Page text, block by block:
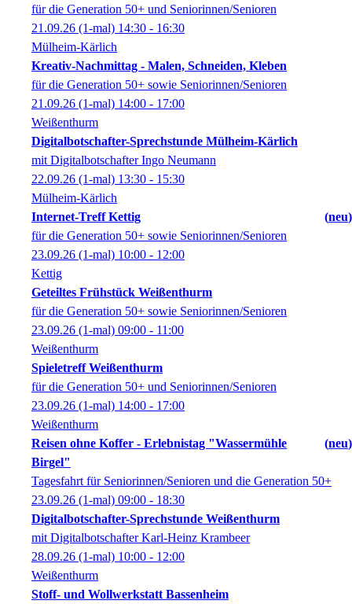
für die Generation 50+ und Seniorinnen/Senioren
21.09.26 (1-mal) 14:30 - 16:30
Mülheim-Kärlich
Kreativ-Nachmittag - Malen, Schneiden, Kleben
für die Generation 50+ sowie Seniorinnen/Senioren
21.09.26 (1-mal) 14:00 - 17:00
Weißenthurm
Digitalbotschafter-Sprechstunde Mülheim-Kärlich
mit Digitalbotschafter Ingo Neumann
22.09.26 (1-mal) 13:30 - 15:30
Mülheim-Kärlich
Internet-Treff Kettig
neu
für die Generation 50+ sowie Seniorinnen/Senioren
23.09.26 (1-mal) 10:00 - 12:00
Kettig
Geteiltes Frühstück Weißenthurm
für die Generation 50+ sowie Seniorinnen/Senioren
23.09.26 (1-mal) 09:00 - 11:00
Weißenthurm
Spieletreff Weißenthurm
für die Generation 50+ und Seniorinnen/Senioren
23.09.26 (1-mal) 14:00 - 17:00
Weißenthurm
Reisen ohne Koffer - Erlebnistag "Wassermühle
Birgel"
neu
Tagesfahrt für Seniorinnen/Senioren und die Generation 50+
23.09.26 (1-mal) 09:00 - 18:30
Digitalbotschafter-Sprechstunde Weißenthurm
mit Digitalbotschafter Karl-Heinz Krambeer
28.09.26 (1-mal) 10:00 - 12:00
Weißenthurm
Stoff- und Wollwerkstatt Bassenheim